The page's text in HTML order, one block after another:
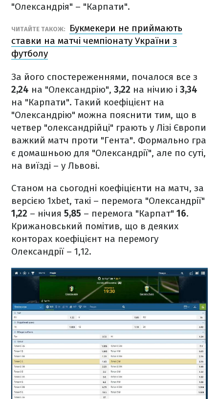
"Олександрія" – "Карпати".
ЧИТАЙТЕ ТАКОЖ:
Букмекери не приймають
ставки на матчі чемпіонату України з
футболу
За його спостереженнями, почалося все з
2,24 на "Олександрію", 3,22 на нічию і 3,34
на "Карпати". Такий коефіцієнт на
"Олександрію" можна пояснити тим, що в
четвер "олександрійці" грають у Лізі Європи
важкий матч проти "Гента". Формально гра
є домашньою для "Олександрії", але по суті,
на виїзді – у Львові.
Станом на сьогодні коефіцієнти на матч, за
версією 1xbet, такі – перемога "Олександрії"
1,22 – нічия 5,85 – перемога "Карпат" 16.
Крижановський помітив, що в деяких
конторах коефіцієнт на перемогу
Олександрії – 1,12.